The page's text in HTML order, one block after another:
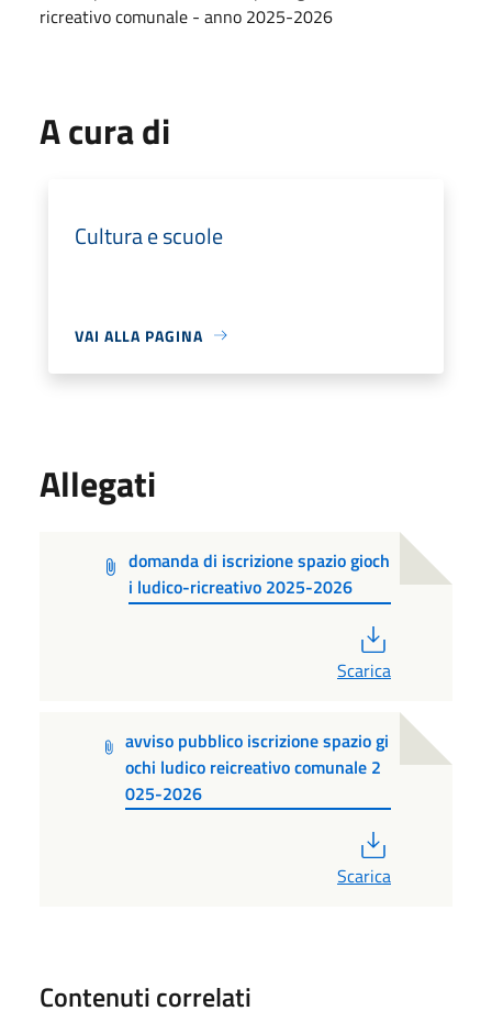
ricreativo comunale - anno 2025-2026
A cura di
Cultura e scuole
VAI ALLA PAGINA
Allegati
domanda di iscrizione spazio gioch
i ludico-ricreativo 2025-2026
Scarica
avviso pubblico iscrizione spazio gi
ochi ludico reicreativo comunale 2
025-2026
Scarica
Contenuti correlati